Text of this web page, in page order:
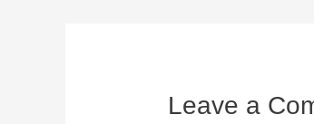
Leave a